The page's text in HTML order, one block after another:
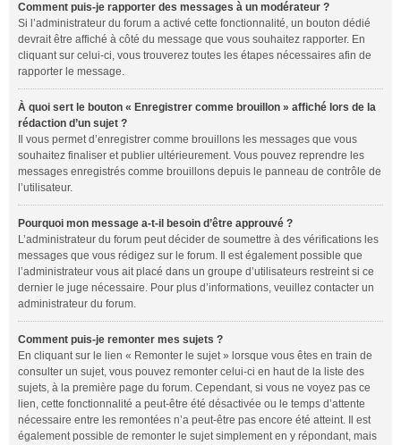
Comment puis-je rapporter des messages à un modérateur ?
Si l’administrateur du forum a activé cette fonctionnalité, un bouton dédié
devrait être affiché à côté du message que vous souhaitez rapporter. En
cliquant sur celui-ci, vous trouverez toutes les étapes nécessaires afin de
rapporter le message.
À quoi sert le bouton « Enregistrer comme brouillon » affiché lors de la
rédaction d’un sujet ?
Il vous permet d’enregistrer comme brouillons les messages que vous
souhaitez finaliser et publier ultérieurement. Vous pouvez reprendre les
messages enregistrés comme brouillons depuis le panneau de contrôle de
l’utilisateur.
Pourquoi mon message a-t-il besoin d’être approuvé ?
L’administrateur du forum peut décider de soumettre à des vérifications les
messages que vous rédigez sur le forum. Il est également possible que
l’administrateur vous ait placé dans un groupe d’utilisateurs restreint si ce
dernier le juge nécessaire. Pour plus d’informations, veuillez contacter un
administrateur du forum.
Comment puis-je remonter mes sujets ?
En cliquant sur le lien « Remonter le sujet » lorsque vous êtes en train de
consulter un sujet, vous pouvez remonter celui-ci en haut de la liste des
sujets, à la première page du forum. Cependant, si vous ne voyez pas ce
lien, cette fonctionnalité a peut-être été désactivée ou le temps d’attente
nécessaire entre les remontées n’a peut-être pas encore été atteint. Il est
également possible de remonter le sujet simplement en y répondant, mais